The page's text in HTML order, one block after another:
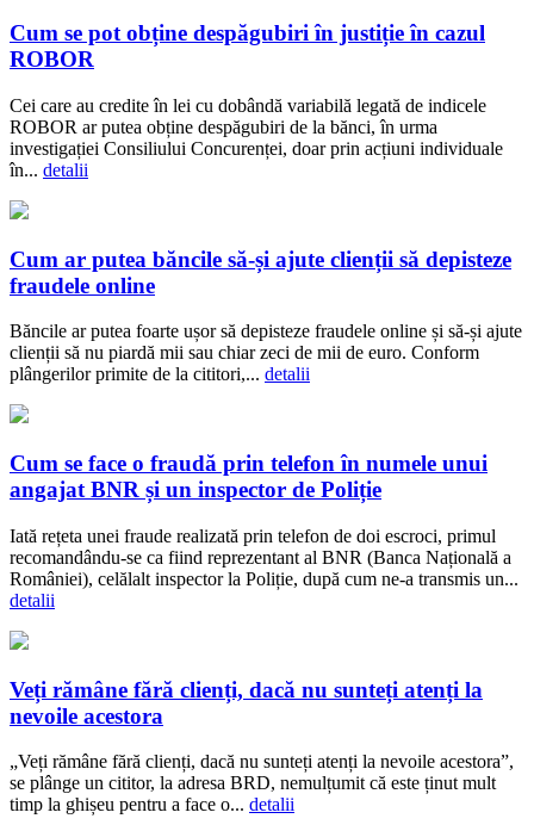
Cum se pot obține despăgubiri în justiție în cazul
ROBOR
Cei care au credite în lei cu dobândă variabilă legată de indicele
ROBOR ar putea obține despăgubiri de la bănci, în urma
investigației Consiliului Concurenței, doar prin acțiuni individuale
în... detalii
Cum ar putea băncile să-și ajute clienții să depisteze
fraudele online
Băncile ar putea foarte ușor să depisteze fraudele online și să-și ajute
clienții să nu piardă mii sau chiar zeci de mii de euro. Conform
plângerilor primite de la cititori,... detalii
Cum se face o fraudă prin telefon în numele unui
angajat BNR și un inspector de Poliție
Iată rețeta unei fraude realizată prin telefon de doi escroci, primul
recomandându-se ca fiind reprezentant al BNR (Banca Națională a
României), celălalt inspector la Poliție, după cum ne-a transmis un...
detalii
Veți rămâne fără clienți, dacă nu sunteți atenți la
nevoile acestora
„Veți rămâne fără clienți, dacă nu sunteți atenți la nevoile acestora”,
se plânge un cititor, la adresa BRD, nemulțumit că este ținut mult
timp la ghișeu pentru a face o... detalii